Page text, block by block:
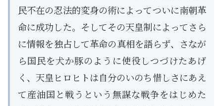
民不在の忍法的変身の術によってついに南朝革
命に成功した。そしてその天皇制によってさら
に情報を独占して革命の真相を語らず、さなが
ら国民を犬か豚のように使役しつづけたあげ
く、天皇ヒロヒトは自分のいのち惜しさにあえ
て産油国と戦うという無謀な戦争をはじめた